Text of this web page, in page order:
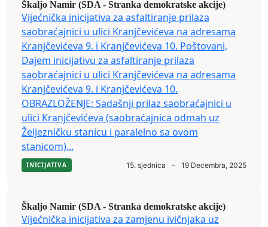
Škaljo Namir (SDA - Stranka demokratske akcije)
Vijećnička inicijativa za asfaltiranje prilaza
saobraćajnici u ulici Kranjčevićeva na adresama
Kranjčevićeva 9. i Kranjčevićeva 10. Poštovani,
Dajem inicijativu za asfaltiranje prilaza
saobraćajnici u ulici Kranjčevićeva na adresama
Kranjčevićeva 9. i Kranjčevićeva 10.
OBRAZLOŽENJE: Sadašnji prilaz saobraćajnici u
ulici Kranjčevićeva (saobraćajnica odmah uz
Željezničku stanicu i paralelno sa ovom
stanicom)...
INICIJATIVA 15. sjednica - 19 Decembra, 2025
Škaljo Namir (SDA - Stranka demokratske akcije)
Vijećnička inicijativa za zamjenu ivičnjaka uz